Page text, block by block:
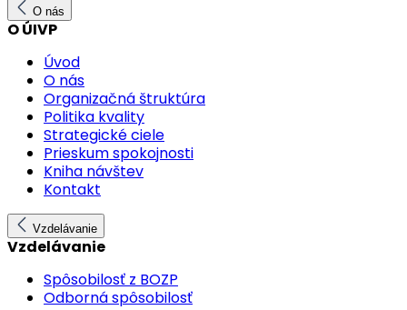
O nás
O ÚIVP
Úvod
O nás
Organizačná štruktúra
Politika kvality
Strategické ciele
Prieskum spokojnosti
Kniha návštev
Kontakt
Vzdelávanie
Vzdelávanie
Spôsobilosť z BOZP
Odborná spôsobilosť